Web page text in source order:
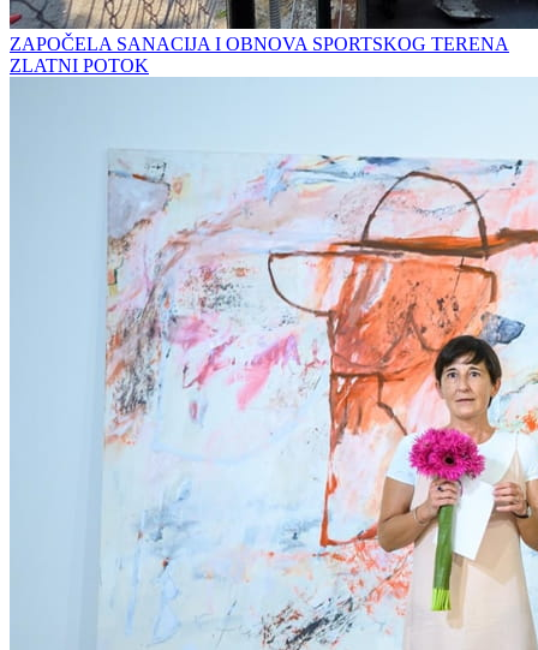
ZAPOČELA SANACIJA I OBNOVA SPORTSKOG TERENA
ZLATNI POTOK